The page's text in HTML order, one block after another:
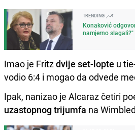
TRENDING
Konaković
namjerno slagali?"
Imao je Fritzdvije set-lopte u
vodio 6:4 i mogao da odvede
Ipak, nanizao je Alcaraz četiri
uzastopnog trijumfa na